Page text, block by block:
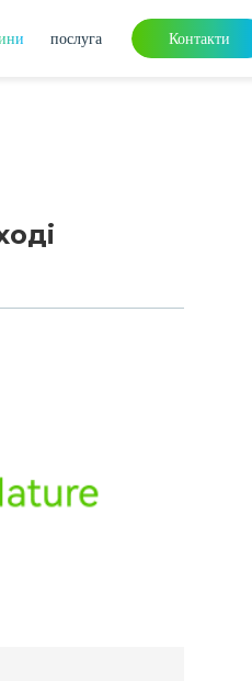
послуга Контакти